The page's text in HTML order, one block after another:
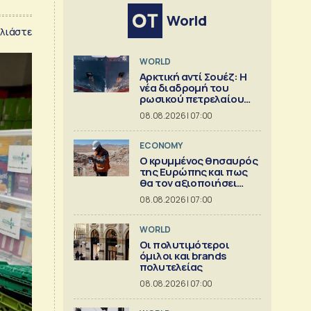
World
WORLD
Αρκτική αντί Σουέζ: Η
νέα διαδρομή του
ρωσικού πετρελαίου
[Γράφημα]
08.08.2026 | 07:00
ECONOMY
Ο κρυμμένος θησαυρός
της Ευρώπης και πως
θα τον αξιοποιήσει
[γράφημα]
08.08.2026 | 07:00
WORLD
Οι πολυτιμότεροι
όμιλοι και brands
πολυτελείας
08.08.2026 | 07:00